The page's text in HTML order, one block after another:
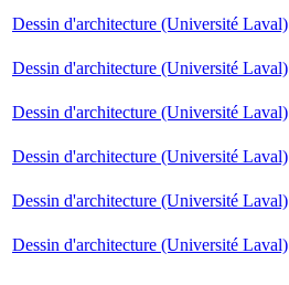
Dessin d'architecture (Université Laval)
Dessin d'architecture (Université Laval)
Dessin d'architecture (Université Laval)
Dessin d'architecture (Université Laval)
Dessin d'architecture (Université Laval)
Dessin d'architecture (Université Laval)